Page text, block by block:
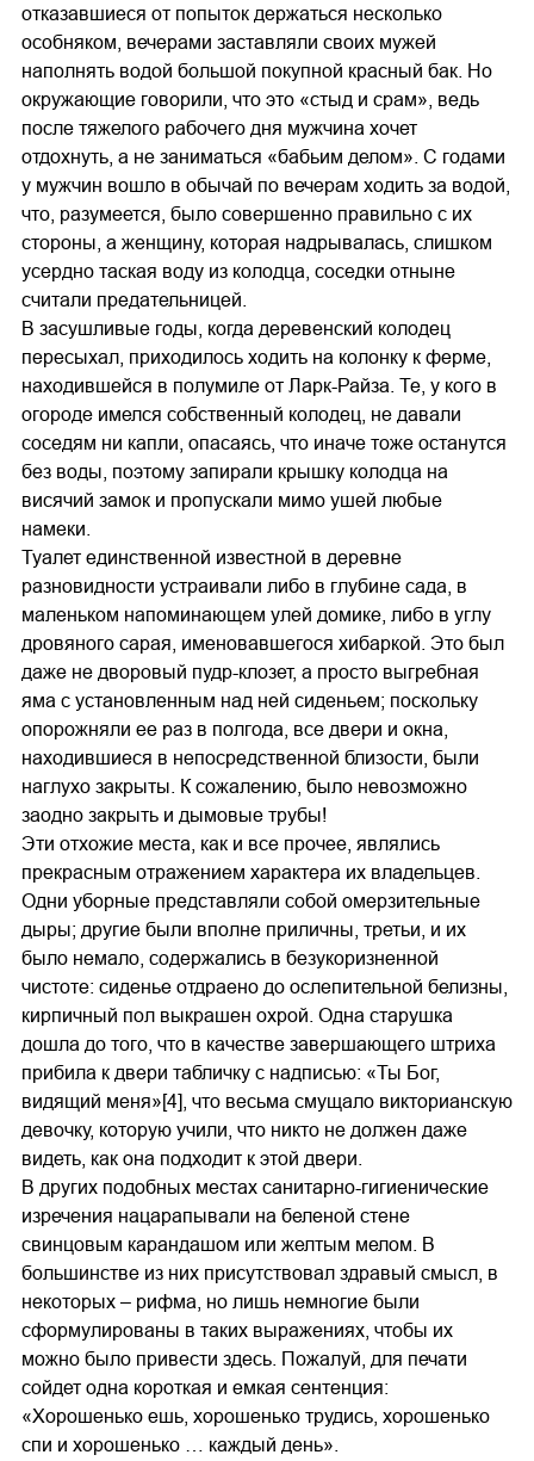
отказавшиеся от попыток держаться несколько
особняком, вечерами заставляли своих мужей
наполнять водой большой покупной красный бак. Но
окружающие говорили, что это «стыд и срам», ведь
после тяжелого рабочего дня мужчина хочет
отдохнуть, а не заниматься «бабьим делом». С годами
у мужчин вошло в обычай по вечерам ходить за водой,
что, разумеется, было совершенно правильно с их
стороны, а женщину, которая надрывалась, слишком
усердно таская воду из колодца, соседки отныне
считали предательницей.
В засушливые годы, когда деревенский колодец
пересыхал, приходилось ходить на колонку к ферме,
находившейся в полумиле от Ларк-Райза. Те, у кого в
огороде имелся собственный колодец, не давали
соседям ни капли, опасаясь, что иначе тоже останутся
без воды, поэтому запирали крышку колодца на
висячий замок и пропускали мимо ушей любые
намеки.
Туалет единственной известной в деревне
разновидности устраивали либо в глубине сада, в
маленьком напоминающем улей домике, либо в углу
дровяного сарая, именовавшегося хибаркой. Это был
даже не дворовый пудр-клозет, а просто выгребная
яма с установленным над ней сиденьем; поскольку
опорожняли ее раз в полгода, все двери и окна,
находившиеся в непосредственной близости, были
наглухо закрыты. К сожалению, было невозможно
заодно закрыть и дымовые трубы!
Эти отхожие места, как и все прочее, являлись
прекрасным отражением характера их владельцев.
Одни уборные представляли собой омерзительные
дыры; другие были вполне приличны, третьи, и их
было немало, содержались в безукоризненной
чистоте: сиденье отдраено до ослепительной белизны,
кирпичный пол выкрашен охрой. Одна старушка
дошла до того, что в качестве завершающего штриха
прибила к двери табличку с надписью: «Ты Бог,
видящий меня»[4], что весьма смущало викторианскую
девочку, которую учили, что никто не должен даже
видеть, как она подходит к этой двери.
В других подобных местах санитарно-гигиенические
изречения нацарапывали на беленой стене
свинцовым карандашом или желтым мелом. В
большинстве из них присутствовал здравый смысл, в
некоторых – рифма, но лишь немногие были
сформулированы в таких выражениях, чтобы их
можно было привести здесь. Пожалуй, для печати
сойдет одна короткая и емкая сентенция:
«Хорошенько ешь, хорошенько трудись, хорошенько
спи и хорошенько … каждый день».